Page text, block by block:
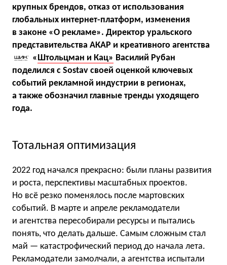
крупных брендов, отказ от использования
глобальных интернет-платформ, изменения
в законе «О рекламе». Директор уральского
представительства АКАР и креативного агентства
«Штольцман и Кац» Василий Рубан
поделился с Sostav своей оценкой ключевых
событий рекламной индустрии в регионах,
а также обозначил главные тренды уходящего
года.
Тотальная оптимизация
2022 год начался прекрасно: были планы развития
и роста, перспективы масштабных проектов.
Но всё резко поменялось после мартовских
событий. В марте и апреле рекламодатели
и агентства пересобирали ресурсы и пытались
понять, что делать дальше. Самым сложным стал
май — катастрофический период до начала лета.
Рекламодатели замолчали, а агентства испытали